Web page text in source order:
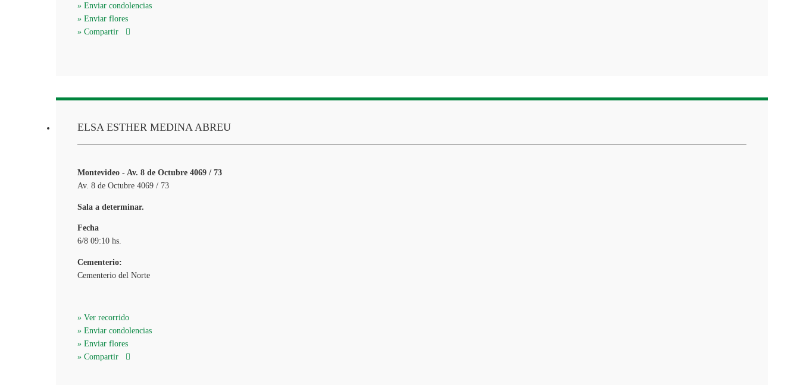
» Enviar condolencias
» Enviar flores
» Compartir
ELSA ESTHER MEDINA ABREU
Montevideo - Av. 8 de Octubre 4069 / 73
Av. 8 de Octubre 4069 / 73
Sala a determinar.
Fecha
6/8 09:10 hs.
Cementerio:
Cementerio del Norte
» Ver recorrido
» Enviar condolencias
» Enviar flores
» Compartir